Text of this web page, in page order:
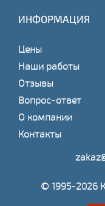
ИНФОРМАЦИЯ
Цены
Наши работы
Отзывы
Вопрос-ответ
О компании
Контакты
© 1995-2026